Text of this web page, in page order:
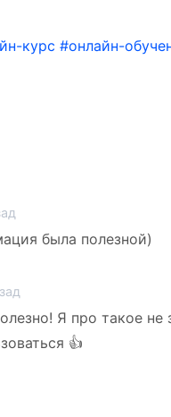
курс #онлайн-
была полезной)
Я про такое не
👍